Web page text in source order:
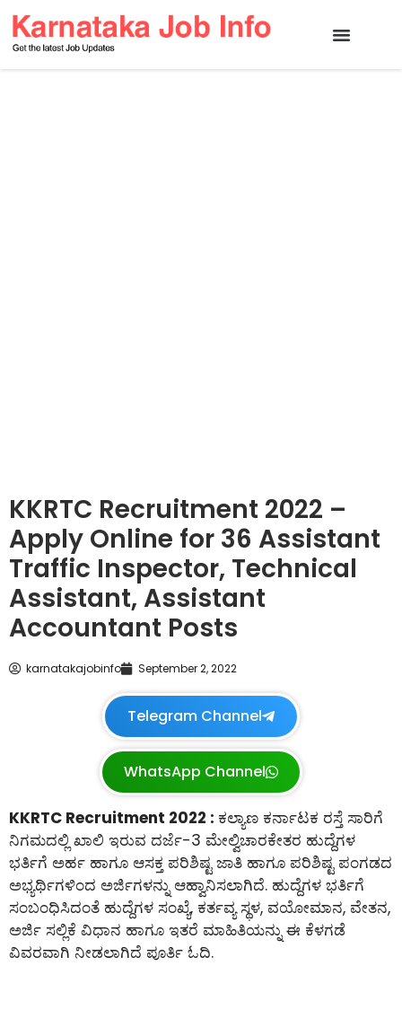
KKRTC Recruitment 2022 –
Apply Online for 36 Assistant
Traffic Inspector, Technical
Assistant, Assistant
Accountant Posts
karnatakajobinfo September 2, 2022
Telegram Channel
WhatsApp Channel
KKRTC Recruitment 2022 : ಕಲ್ಯಾಣ ಕರ್ನಾಟಕ ರಸ್ತೆ ಸಾರಿಗೆ
ನಿಗಮದಲ್ಲಿ ಖಾಲಿ ಇರುವ ದರ್ಜೆ-3 ಮೇಲ್ವಿಚಾರಕೇತರ ಹುದ್ದೆಗಳ
ಭರ್ತಿಗೆ ಅರ್ಹ ಹಾಗೂ ಆಸಕ್ತ ಪರಿಶಿಷ್ಟ ಜಾತಿ ಹಾಗೂ ಪರಿಶಿಷ್ಟ ಪಂಗಡದ
ಅಭ್ಯರ್ಥಿಗಳಿಂದ ಅರ್ಜಿಗಳನ್ನು ಆಹ್ವಾನಿಸಲಾಗಿದೆ. ಹುದ್ದೆಗಳ ಭರ್ತಿಗೆ
ಸಂಬಂಧಿಸಿದಂತೆ ಹುದ್ದೆಗಳ ಸಂಖ್ಯೆ, ಕರ್ತವ್ಯ ಸ್ಥಳ, ವಯೋಮಾನ, ವೇತನ,
ಅರ್ಜಿ ಸಲ್ಲಿಕೆ ವಿಧಾನ ಹಾಗೂ ಇತರೆ ಮಾಹಿತಿಯನ್ನು ಈ ಕೆಳಗಡೆ
ವಿವರವಾಗಿ ನೀಡಲಾಗಿದೆ ಪೂರ್ತಿ ಓದಿ.